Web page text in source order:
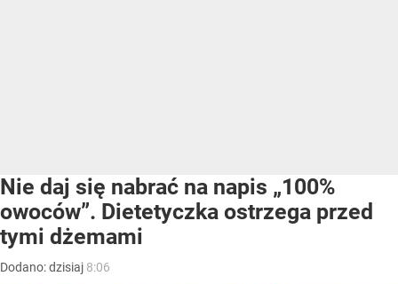
Nie daj się nabrać na napis „100%
owoców”. Dietetyczka ostrzega przed
tymi dżemami
Dodano:dzisiaj 8:06